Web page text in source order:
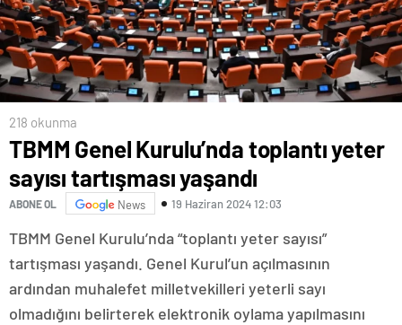
218 okunma
TBMM Genel Kurulu’nda toplantı yeter
sayısı tartışması yaşandı
ABONE OL News 19 Haziran 2024 12:03
TBMM Genel Kurulu’nda “toplantı yeter sayısı”
tartışması yaşandı. Genel Kurul’un açılmasının
ardından muhalefet milletvekilleri yeterli sayı
olmadığını belirterek elektronik oylama yapılmasını